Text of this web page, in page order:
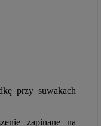
przy suwakach
zapinane na